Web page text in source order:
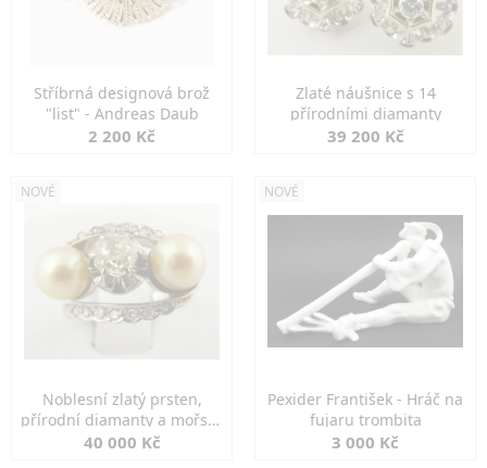
Stříbrná designová brož
"list" - Andreas Daub
2 200 Kč
Zlaté náušnice s 14
přírodními diamanty
39 200 Kč
NOVÉ
Noblesní zlatý prsten,
přírodní diamanty a mořské
perly
40 000 Kč
NOVÉ
Pexider František - Hráč na
fujaru trombita
3 000 Kč